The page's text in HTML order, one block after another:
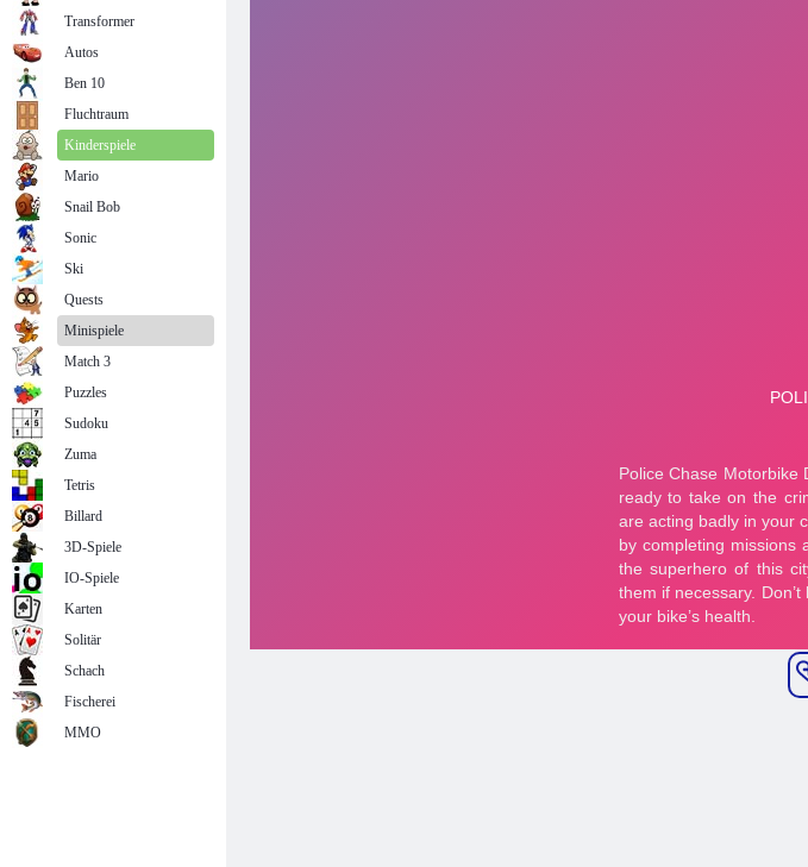
Transformer
Autos
Ben 10
Fluchtraum
Kinderspiele
Mario
Snail Bob
Sonic
Ski
Quests
Minispiele
Match 3
Puzzles
Sudoku
Zuma
Tetris
Billard
3D-Spiele
IO-Spiele
Karten
Solitär
Schach
Fischerei
MMO